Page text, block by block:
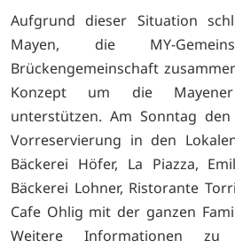
Aufgrund dieser Situation
Mayen, die MY-
Brückengemeinschaft
Konzept um die
unterstützen. Am Sonntag
Vorreservierung in den
Bäckerei Höfer, La Piazza,
Bäckerei Lohner, Ristorante
Cafe Ohlig mit der ganzen
Weitere Informationen